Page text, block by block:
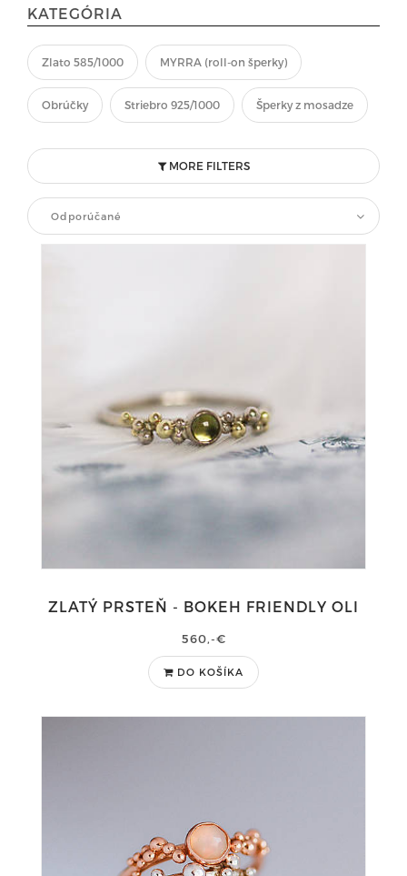
KATEGÓRIA
Zlato 585/1000 MYRRA (roll-on šperky)
Obrúčky Striebro 925/1000 Šperky z mosadze
MORE FILTERS
Odporúčané
ZLATÝ PRSTEŇ - BOKEH FRIENDLY OLI
560,-€
DO KOŠÍKA